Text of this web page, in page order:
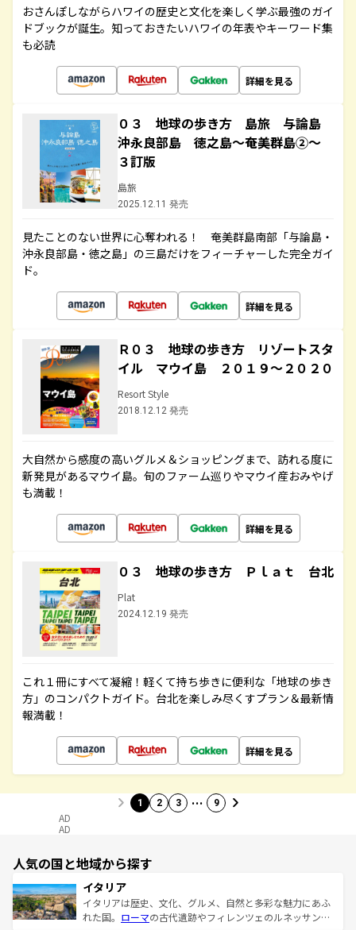
おさんぽしながらハワイの歴史と文化を楽しく学ぶ最強のガイ
ドブックが誕生。知っておきたいハワイの年表やキーワード集
も必読
詳細を見る
０３ 地球の歩き方 島旅 与論島
沖永良部島 徳之島～奄美群島②～
３訂版
島旅
2025.12.11 発売
見たことのない世界に心奪われる！ 奄美群島南部「与論島・
沖永良部島・徳之島」の三島だけをフィーチャーした完全ガイ
ド。
詳細を見る
Ｒ０３ 地球の歩き方 リゾートスタ
イル マウイ島 ２０１９～２０２０
Resort Style
2018.12.12 発売
大自然から感度の高いグルメ＆ショッピングまで、訪れる度に
新発見があるマウイ島。旬のファーム巡りやマウイ産おみやげ
も満載！
詳細を見る
０３ 地球の歩き方 Ｐｌａｔ 台北
Plat
2024.12.19 発売
これ１冊にすべて凝縮！軽くて持ち歩きに便利な「地球の歩き
方」のコンパクトガイド。台北を楽しみ尽くすプラン＆最新情
報満載！
詳細を見る
1 2 3 … 9
AD
AD
人気の国と地域から探す
イタリア
イタリアは歴史、文化、グルメ、自然と多彩な魅力にあふ
れた国。 ローマの古代遺跡やフィレンツェのルネッサンス